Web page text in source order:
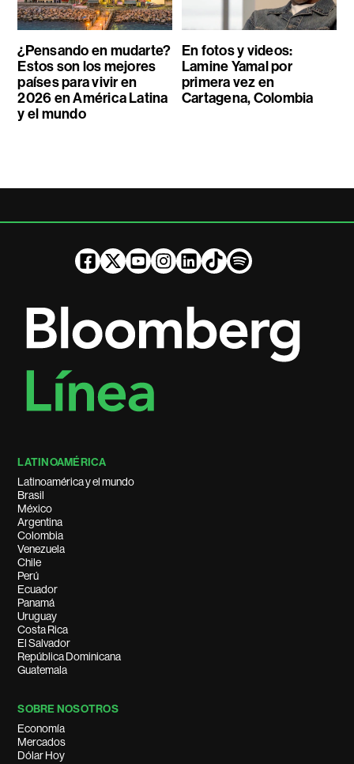
¿Pensando en mudarte?
Estos son los mejores
países para vivir en
2026 en América Latina
y el mundo
En fotos y videos:
Lamine Yamal por
primera vez en
Cartagena, Colombia
LATINOAMÉRICA
Latinoamérica y el mundo
Brasil
México
Argentina
Colombia
Venezuela
Chile
Perú
Ecuador
Panamá
Uruguay
Costa Rica
El Salvador
República Dominicana
Guatemala
SOBRE NOSOTROS
Economía
Mercados
Dólar Hoy